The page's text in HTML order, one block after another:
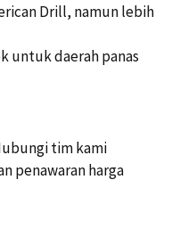
Drill, namun lebih
untuk daerah panas
tim kami
penawaran harga